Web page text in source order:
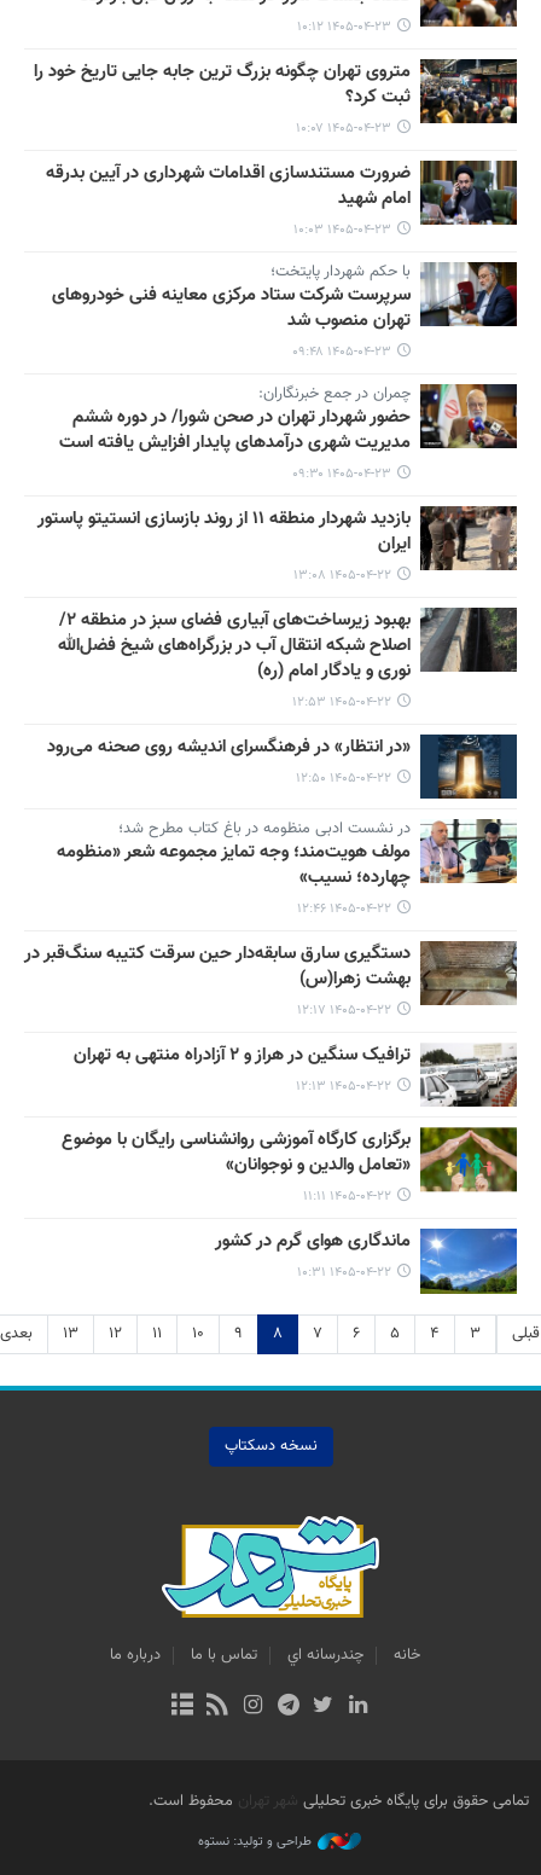
۱۴۰۵-۰۴-۲۳ ۱۰:۱۲
متروی تهران چگونه بزرگ ترین جابه جایی تاریخ خود را
ثبت کرد؟
۱۴۰۵-۰۴-۲۳ ۱۰:۰۷
ضرورت مستندسازی اقدامات شهرداری در آیین بدرقه
امام شهید
۱۴۰۵-۰۴-۲۳ ۱۰:۰۳
با حکم شهردار پایتخت؛
سرپرست شرکت ستاد مرکزی معاینه فنی خودروهای
تهران منصوب شد
۱۴۰۵-۰۴-۲۳ ۰۹:۴۸
چمران در جمع خبرنگاران:
حضور شهردار تهران در صحن شورا/ در دوره ششم
مدیریت شهری درآمدهای پایدار افزایش یافته است
۱۴۰۵-۰۴-۲۳ ۰۹:۳۰
بازدید شهردار منطقه ۱۱ از روند بازسازی انستیتو پاستور
ایران
۱۴۰۵-۰۴-۲۲ ۱۳:۰۸
بهبود زیرساخت‌های آبیاری فضای سبز در منطقه ۲/
اصلاح شبکه انتقال آب در بزرگراه‌های شیخ فضل‌الله
نوری و یادگار امام (ره)
۱۴۰۵-۰۴-۲۲ ۱۲:۵۳
«در انتظار» در فرهنگسرای اندیشه روی صحنه می‌رود
۱۴۰۵-۰۴-۲۲ ۱۲:۵۰
در نشست ادبی منظومه در باغ کتاب مطرح شد؛
مولف هویت‌مند؛ وجه تمایز مجموعه شعر «منظومه
چهارده؛ نسیب»
۱۴۰۵-۰۴-۲۲ ۱۲:۴۶
دستگیری سارق سابقه‌دار حین سرقت کتیبه سنگ‌قبر در
بهشت زهرا(س)
۱۴۰۵-۰۴-۲۲ ۱۲:۱۷
ترافیک سنگین در هراز و ۲ آزادراه منتهی به تهران
۱۴۰۵-۰۴-۲۲ ۱۲:۱۳
برگزاری کارگاه آموزشی روانشناسی رایگان با موضوع
«تعامل والدین و نوجوانان»
۱۴۰۵-۰۴-۲۲ ۱۱:۱۱
ماندگاری هوای گرم در کشور
۱۴۰۵-۰۴-۲۲ ۱۰:۳۱
قبلی ۳ ۴ ۵ ۶ ۷ ۸ ۹ ۱۰ ۱۱ ۱۲ ۱۳ بعدی
نسخه دسکتاپ
خانه چندرسانه اي تماس با ما درباره ما
تمامی حقوق برای پایگاه خبری تحلیلی شهر تهران محفوظ است.
طراحی و تولید: نستوه